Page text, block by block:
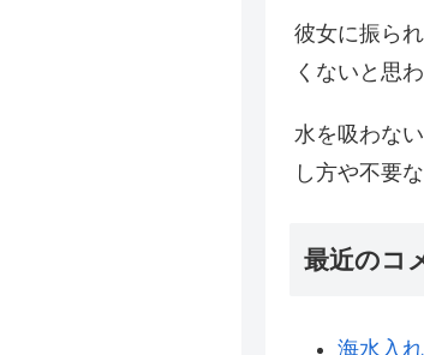
彼女に振ら
くないと思
水を吸わな
し方や不要
最近のコ
海水入